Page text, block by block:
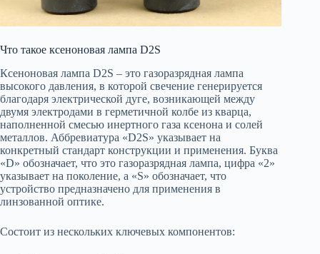
Что такое ксеноновая лампа D2S
Ксеноновая лампа D2S – это газоразрядная лампа
высокого давления, в которой свечение генерируется
благодаря электрической дуге, возникающей между
двумя электродами в герметичной колбе из кварца,
наполненной смесью инертного газа ксенона и солей
металлов. Аббревиатура «D2S» указывает на
конкретный стандарт конструкции и применения. Буква
«D» обозначает, что это газоразрядная лампа, цифра «2»
указывает на поколение, а «S» обозначает, что
устройство предназначено для применения в
линзованной оптике.
Состоит из нескольких ключевых компонентов: